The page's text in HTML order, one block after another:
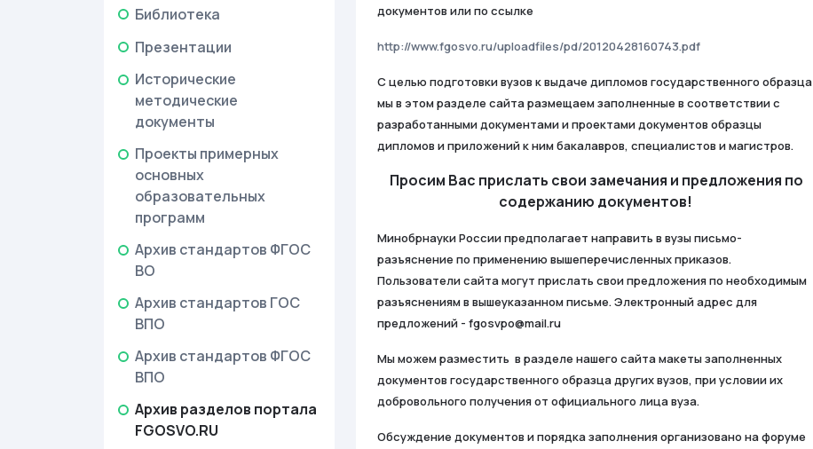
Библиотека
Презентации
Исторические
методические
документы
Проекты примерных
основных
образовательных
программ
Архив стандартов ФГОС
ВО
Архив стандартов ГОС
ВПО
Архив стандартов ФГОС
ВПО
Архив разделов портала
FGOSVO.RU
документов или по ссылке
http://www.fgosvo.ru/uploadfiles/pd/20120428160743.pdf
С целью подготовки вузов к выдаче дипломов государственного образца
мы в этом разделе сайта размещаем заполненные в соответствии с
разработанными документами и проектами документов образцы
дипломов и приложений к ним бакалавров, специалистов и магистров.
Просим Вас прислать свои замечания и предложения по
содержанию документов!
Минобрнауки России предполагает направить в вузы письмо-
разъяснение по применению вышеперечисленных приказов.
Пользователи сайта могут прислать свои предложения по необходимым
разъяснениям в вышеуказанном письме. Электронный адрес для
предложений - fgosvpo@mail.ru
Мы можем разместить в разделе нашего сайта макеты заполненных
документов государственного образца других вузов, при условии их
добровольного получения от официального лица вуза.
Обсуждение документов и порядка заполнения организовано на форуме